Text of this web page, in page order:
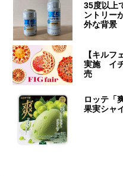
35度以上
ントリー
外な背景
【キルフ
実施 イ
売
ロッテ「
果実シャ